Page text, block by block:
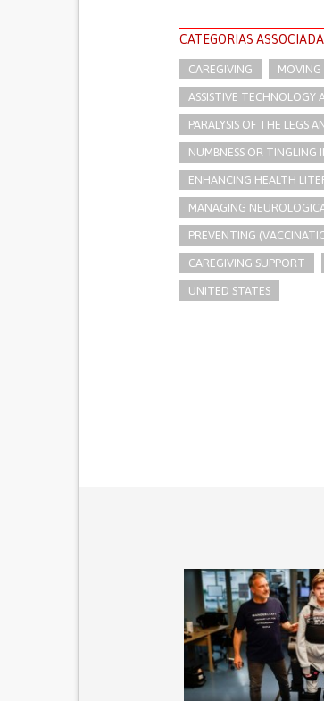
CATEGORIAS
CAREGIVING MOVING
ASSISTIVE TECHNOLOGY
PARALYSIS OF THE LEGS
NUMBNESS OR TINGLING
ENHANCING HEALTH
MANAGING
PREVENTING
CAREGIVING SUPPORT
UNITED STATES